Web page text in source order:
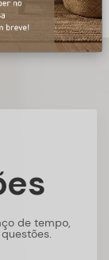
de tempo,